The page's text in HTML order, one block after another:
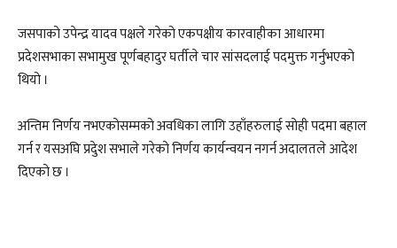
जसपाको उपेन्द्र यादव पक्षले गरेको एकपक्षीय कारवाहीका आधारमा
प्रदेशसभाका सभामुख पूर्णबहादुर घर्तीले चार सांसदलाई पदमुक्त गर्नुभएको
थियो ।
अन्तिम निर्णय नभएकोसम्मको अवधिका लागि उहाँहरुलाई सोही पदमा बहाल
गर्न र यसअघि प्रदुेश सभाले गरेको निर्णय कार्यन्वयन नगर्न अदालतले आदेश
दिएको छ ।